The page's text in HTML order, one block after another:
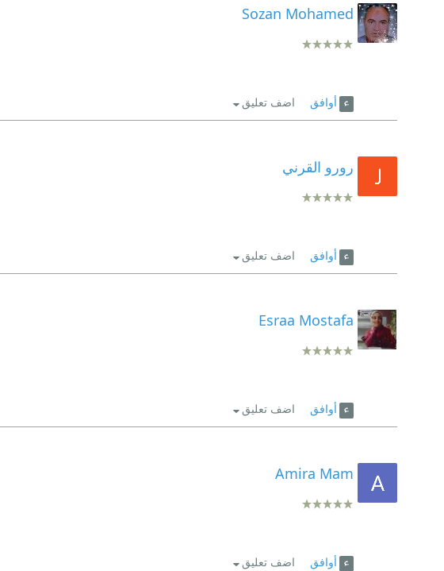
Sozan Mohamed
أوافق اضف تعليق
رورو القرني
أوافق اضف تعليق
Esraa Mostafa
أوافق اضف تعليق
Amira Mam
أوافق اضف تعليق